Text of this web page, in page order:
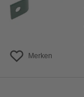
Merken